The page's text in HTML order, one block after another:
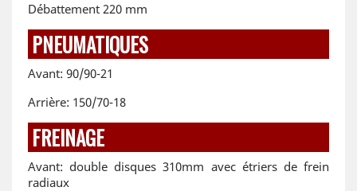
Débattement 220 mm
PNEUMATIQUES
Avant: 90/90-21
Arrière: 150/70-18
FREINAGE
Avant: double disques 310mm avec étriers de frein
radiaux